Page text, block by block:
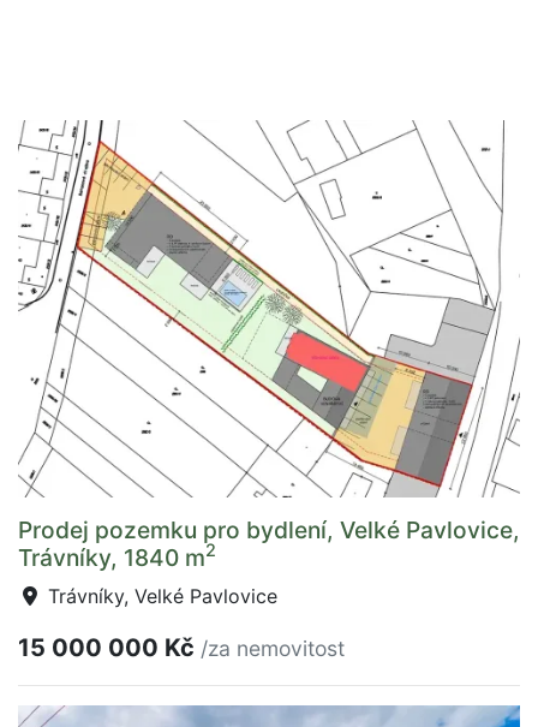
Prodej pozemku pro bydlení, Velké Pavlovice,
Trávníky, 1840 m2
Trávníky, Velké Pavlovice
15 000 000 Kč /za nemovitost